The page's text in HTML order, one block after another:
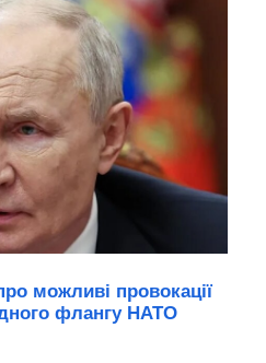
можливі провокації
флангу НАТО